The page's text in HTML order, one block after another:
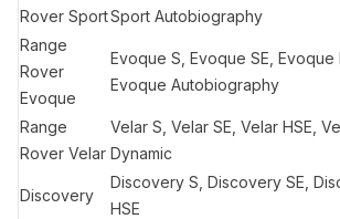
Rover SportSport Autobiography
Range
Rover
Evoque
Evoque S, Evoque SE, Evoque
Evoque Autobiography
Range
Rover Velar
Velar S, Velar SE, Velar HSE,
Dynamic
Discovery
Discovery S, Discovery SE,
HSE